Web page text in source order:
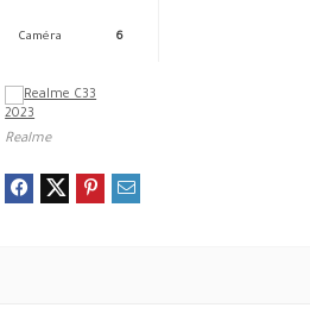
Caméra 6
Realme